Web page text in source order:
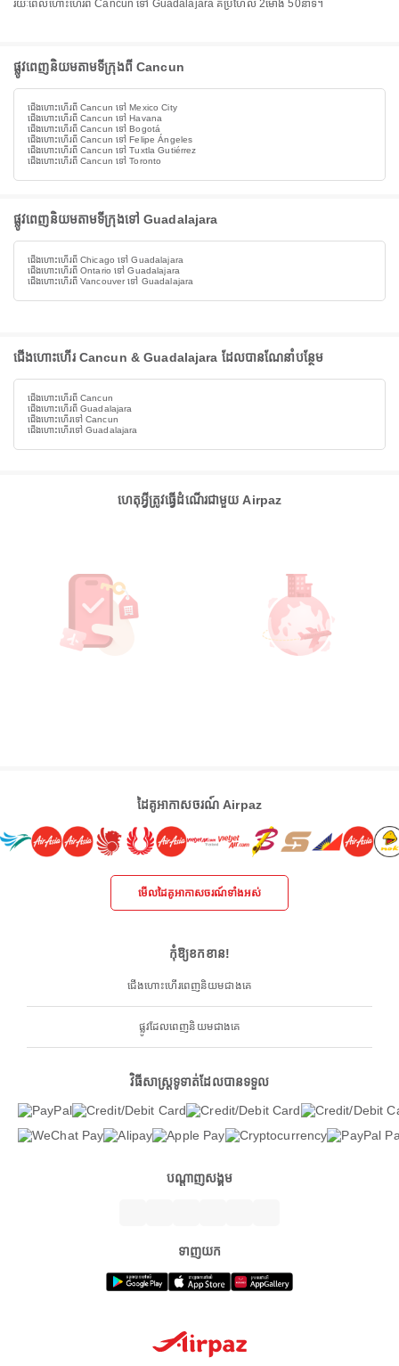
រយៈពេលហោះហើរពី Cancun ទៅ Guadalajara គឺប្រហែល 2ម៉ោង 50នាទី។
ផ្លូវពេញនិយមតាមទីក្រុងពី Cancun
ជើងហោះហើរពី Cancun ទៅ Mexico City
ជើងហោះហើរពី Cancun ទៅ Havana
ជើងហោះហើរពី Cancun ទៅ Bogotá
ជើងហោះហើរពី Cancun ទៅ Felipe Ángeles
ជើងហោះហើរពី Cancun ទៅ Tuxtla Gutiérrez
ជើងហោះហើរពី Cancun ទៅ Toronto
ផ្លូវពេញនិយមតាមទីក្រុងទៅ Guadalajara
ជើងហោះហើរពី Chicago ទៅ Guadalajara
ជើងហោះហើរពី Ontario ទៅ Guadalajara
ជើងហោះហើរពី Vancouver ទៅ Guadalajara
ជើងហោះហើរ Cancun & Guadalajara ដែលបានណែនាំបន្ថែម
ជើងហោះហើរពី Cancun
ជើងហោះហើរពី Guadalajara
ជើងហោះហើរទៅ Cancun
ជើងហោះហើរទៅ Guadalajara
ហេតុអ្វីត្រូវធ្វើដំណើរជាមួយ Airpaz
ដៃគូអាកាសចរណ៍ Airpaz
មើលដៃគូអាកាសចរណ៍ទាំងអស់
កុំឱ្យខកខាន!
ជើងហោះហើរពេញនិយមជាងគេ
ផ្លូវដែលពេញនិយមជាងគេ
វិធីសាស្ត្រទូទាត់ដែលបានទទួល
បណ្តាញសង្គម
ទាញយក